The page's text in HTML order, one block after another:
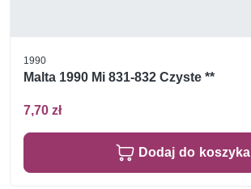
1990
Malta 1990 Mi 831-832 Czyste **
7,70 zł
Dodaj do koszyka